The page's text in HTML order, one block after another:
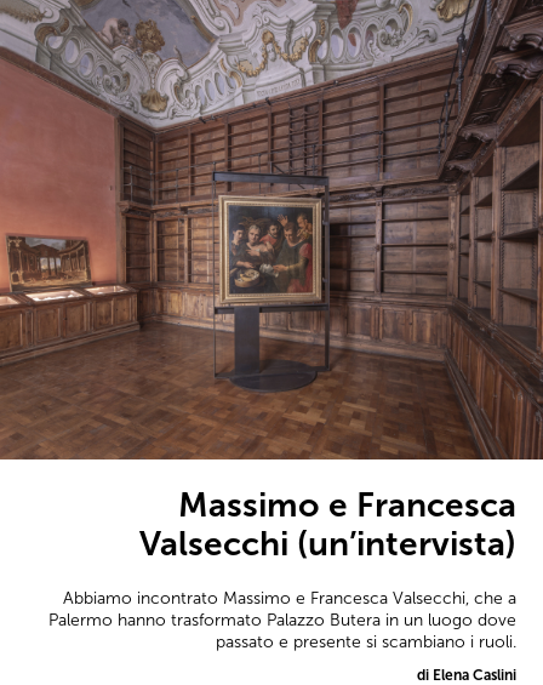
Massimo e Francesca
Valsecchi (un’intervista)
Abbiamo incontrato Massimo e Francesca Valsecchi, che a
Palermo hanno trasformato Palazzo Butera in un luogo dove
passato e presente si scambiano i ruoli.
di Elena Caslini